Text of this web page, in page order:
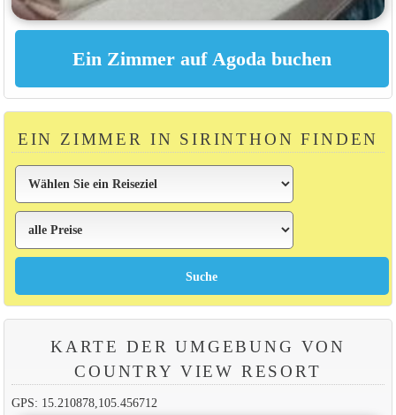
EIN ZIMMER IN SIRINTHON FINDEN
KARTE DER UMGEBUNG VON
COUNTRY VIEW RESORT
GPS: 15.210878,105.456712